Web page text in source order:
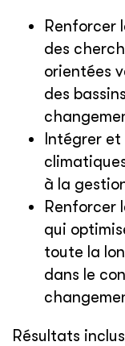
Renforcer
des
orientées
des
Intégrer
à la
Renforcer
qui
toute la
dans le
Résultats